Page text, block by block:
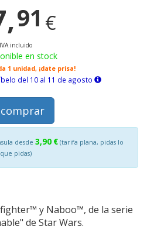
91 €
IVA incluido
en stock
1 unidad, ¡date prisa!
del 10 al 11 de agosto
comprar
desde 3,90 € (tarifa plana, pidas lo
que pidas)
y Naboo™, de la serie
de Star Wars.